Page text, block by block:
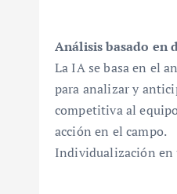
Análisis basado en
La IA se basa en el
para analizar y
competitiva al
acción en el campo.
Individualización en